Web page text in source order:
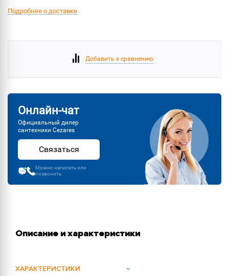
Подробнее о доставке
Добавить к сравнению
Онлайн-чат
Официальный дилер
сантехники Cezares
Связаться
Можно написать или
позвонить
Описание и характеристики
ХАРАКТЕРИСТИКИ